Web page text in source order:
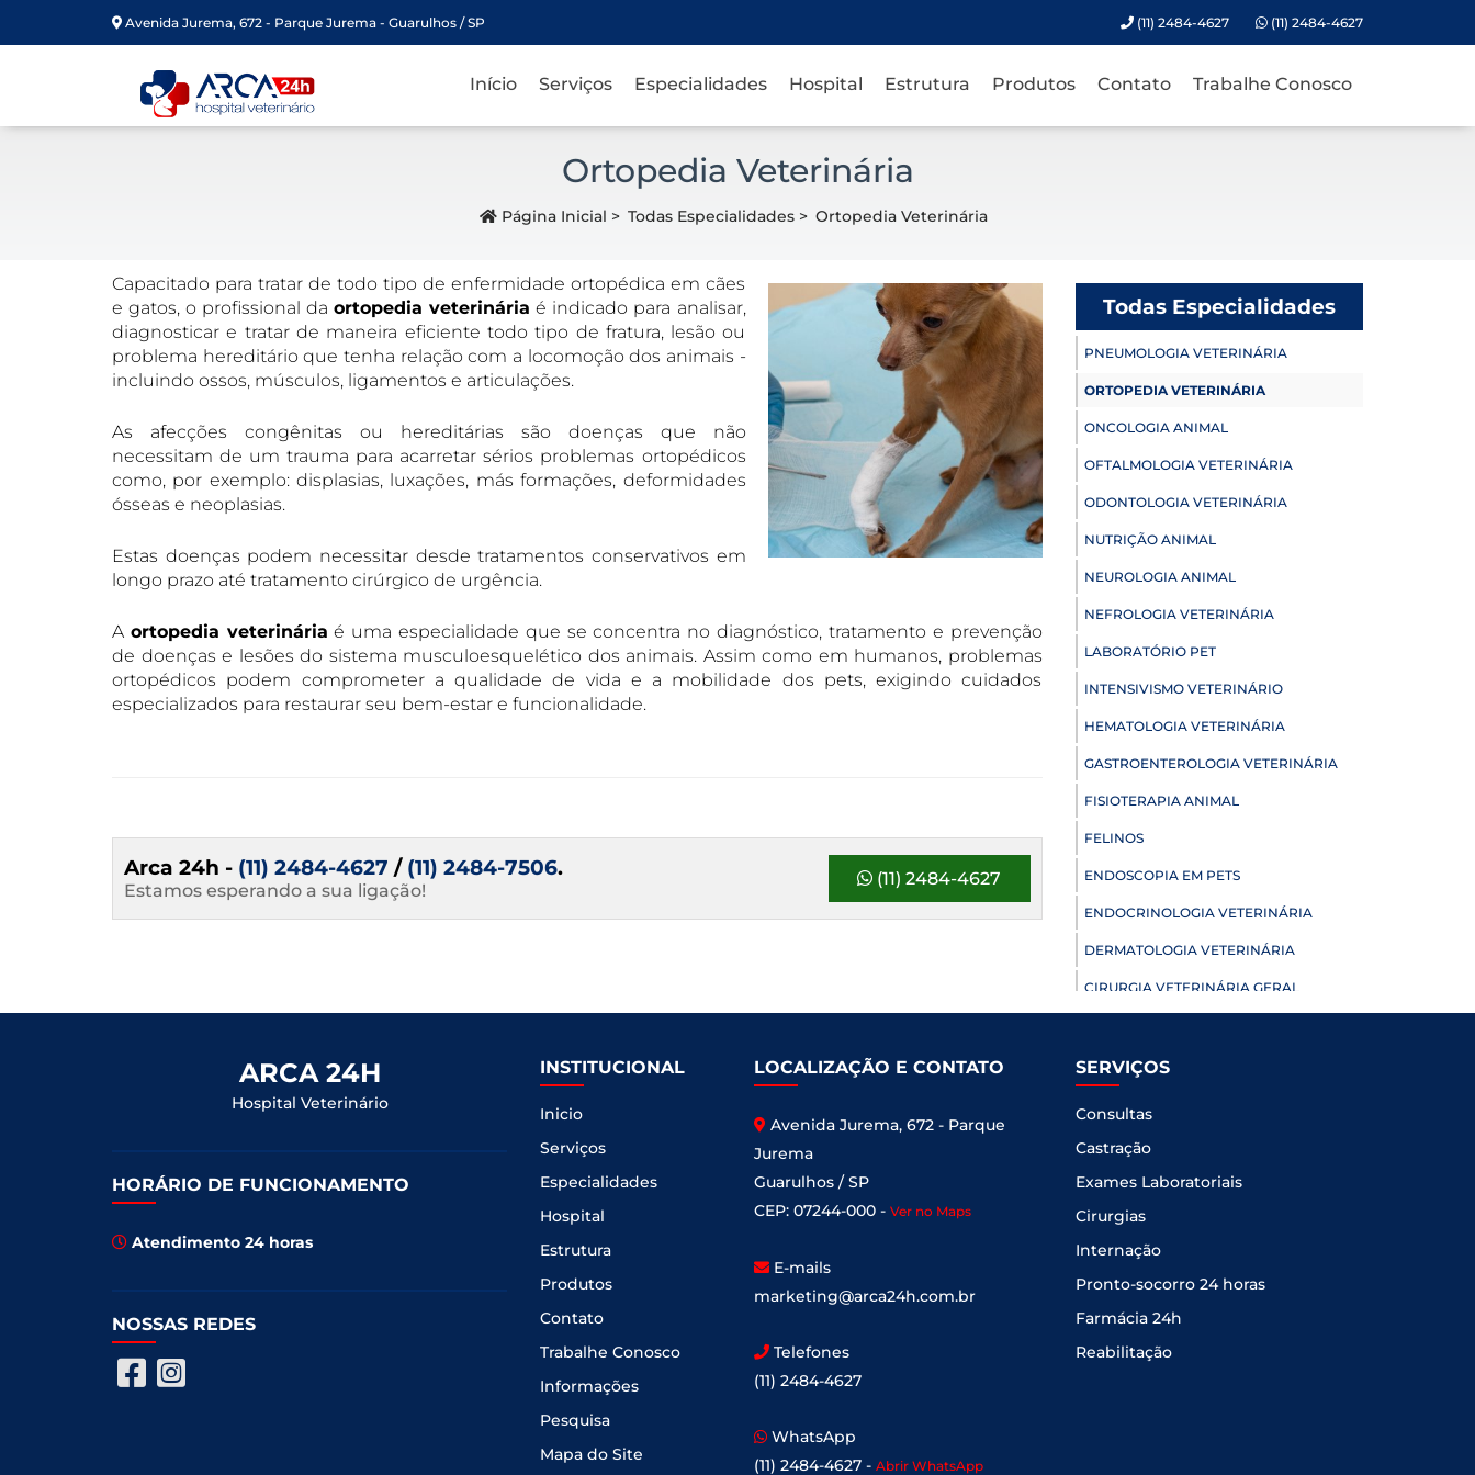
Avenida Jurema, 672 - Parque Jurema - Guarulhos / SP (11) 2484-4627 (11) 2484-4627
Início Serviços Especialidades Hospital Estrutura Produtos Contato Trabalhe Conosco
Ortopedia Veterinária
Página Inicial > Todas Especialidades > Ortopedia Veterinária
Capacitado para tratar de todo tipo de enfermidade ortopédica em cães
e gatos, o profissional daortopedia veterinária é indicado para analisar,
diagnosticar e tratar de maneira eficiente todo tipo de fratura, lesão ou
problema hereditário que tenha relação com a locomoção dos animais -
incluindo ossos, músculos, ligamentos e articulações.
As afecções congênitas ou hereditárias são doenças que não
necessitam de um trauma para acarretar sérios problemas ortopédicos
como, por exemplo: displasias, luxações, más formações, deformidades
ósseas e neoplasias.
Estas doenças podem necessitar desde tratamentos conservativos em
longo prazo até tratamento cirúrgico de urgência.
A ortopedia veterinária é uma especialidade que se concentra no diagnóstico, tratamento e prevenção
de doenças e lesões do sistema musculoesquelético dos animais. Assim como em humanos, problemas
ortopédicos podem comprometer a qualidade de vida e a mobilidade dos pets, exigindo cuidados
especializados para restaurar seu bem-estar e funcionalidade.
Arca 24h - (11) 2484-4627 / (11) 2484-7506.
Estamos esperando a sua ligação!
(11) 2484-4627
Todas Especialidades
PNEUMOLOGIA VETERINÁRIA
ORTOPEDIA VETERINÁRIA
ONCOLOGIA ANIMAL
OFTALMOLOGIA VETERINÁRIA
ODONTOLOGIA VETERINÁRIA
NUTRIÇÃO ANIMAL
NEUROLOGIA ANIMAL
NEFROLOGIA VETERINÁRIA
LABORATÓRIO PET
INTENSIVISMO VETERINÁRIO
HEMATOLOGIA VETERINÁRIA
GASTROENTEROLOGIA VETERINÁRIA
FISIOTERAPIA ANIMAL
FELINOS
ENDOSCOPIA EM PETS
ENDOCRINOLOGIA VETERINÁRIA
DERMATOLOGIA VETERINÁRIA
CIRURGIA VETERINÁRIA GERAL
ANIMAIS SILVESTRES
ARCA 24H
Hospital Veterinário
HORÁRIO DE FUNCIONAMENTO
Atendimento 24 horas
NOSSAS REDES
INSTITUCIONAL
Inicio
Serviços
Especialidades
Hospital
Estrutura
Produtos
Contato
Trabalhe Conosco
Informações
Pesquisa
Mapa do Site
LOCALIZAÇÃO E CONTATO
Avenida Jurema, 672 - Parque
Jurema
Guarulhos / SP
CEP: 07244-000 - Ver no Maps
E-mails
marketing@arca24h.com.br
Telefones
(11) 2484-4627
WhatsApp
(11) 2484-4627 - Abrir WhatsApp
SERVIÇOS
Consultas
Castração
Exames Laboratoriais
Cirurgias
Internação
Pronto-socorro 24 horas
Farmácia 24h
Reabilitação